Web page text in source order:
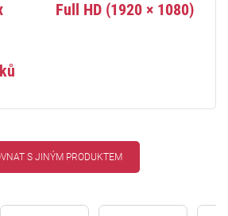
Full HD (1920 × 1080)
S JINÝM PRODUKTEM